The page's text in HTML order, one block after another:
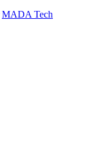
MADA Tech